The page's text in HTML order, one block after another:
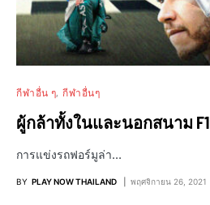
กีฬาอื่น ๆ กีฬาอื่นๆ
ผู้กล้าทั้งในและนอกสนาม F1
การแข่งรถฟอร์มูล่า…
BY PLAY NOW THAILAND พฤศจิกายน 26, 2021